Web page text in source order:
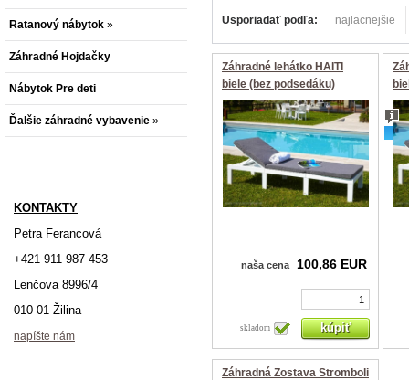
Ratanový nábytok »
Záhradné Hojdačky
Nábytok Pre deti
Ďalšie záhradné vybavenie »
KONTAKTY
Petra Ferancová
+421 911 987 453
Lenčova 8996/4
010 01 Žilina
napíšte nám
Usporiadať podľa: najlacnejšie
Záhradné lehátko HAITI
biele (bez podsedáku)
naša cena 100,86 EUR
skladom
Záhradná Zostava Stromboli